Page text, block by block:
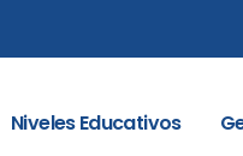
Niveles Educativos